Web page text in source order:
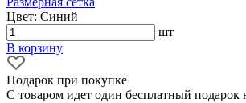
Цвет: Синий
шт
В корзину
Подарок при покупке
С товаром идет один бесплатный подарок